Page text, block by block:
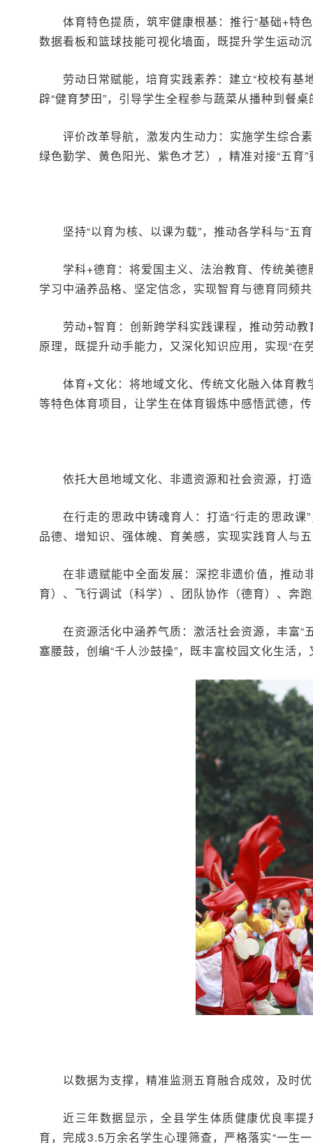
体育特色提质，筑牢健康根基：推行“基础+特
数据看板和篮球技能可视化墙面，既提升学生运动
劳动日常赋能，培育实践素养： 建立“校校有基
辟“健育梦田”，引导学生全程参与蔬菜从播种到餐
评价改革导航，激发内生动力： 实施学生综合
绿色勤学、黄色阳光、紫色才艺），精准对接“五育
坚持“以育为核、以课为载”，推动各学科与“
学科+德育：将爱国主义、法治教育、传统美
学习中涵养品格、坚定信念，实现智育与德育同频
劳动+智育： 创新跨学科实践课程，推动劳动
原理，既提升动手能力，又深化知识应用，实现“在
体育+文化： 将地域文化、传统文化融入体育教
等特色体育项目，让学生在体育锻炼中感悟武德，
依托大邑地域文化、非遗资源和社会资源，打
在行走的思政中铸魂育人： 打造“行走的思政课
品德、增知识、强体魄、育美感，实现实践育人与
在非遗赋能中全面发展：深挖非遗价值，推动
育）、飞行调试（科学）、团队协作（德育）、奔
在资源活化中涵养气质： 激活社会资源，丰富“
塞腰鼓，创编“千人沙鼓操”，既丰富校园文化生活
以数据为支撑，精准监测五育融合成效，及时
近三年数据显示，全县学生体质健康优良率
育，完成3.5万余名学生心理筛查，严格落实“一生